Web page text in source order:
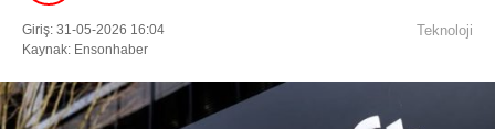
Nöbetçi Eczaneler
Puan Durumları
SAĞLIK
EĞITIM
TEKNOLOJI
Giriş: 31-05-2026 16:04
Kaynak: Ensonhaber
Teknoloji